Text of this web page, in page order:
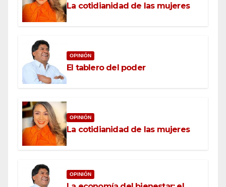
La cotidianidad de las mujeres
OPINIÓN
El tablero del poder
OPINIÓN
La cotidianidad de las mujeres
OPINIÓN